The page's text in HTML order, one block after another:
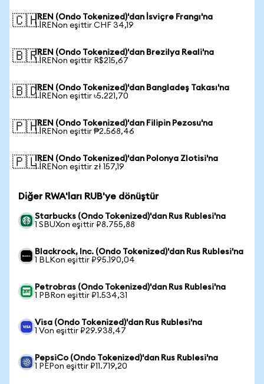
🇨🇭IREN (Ondo Tokenized)'dan İsviçre Frangı'na
1 IRENon eşittir CHF 34,19
🇧🇷IREN (Ondo Tokenized)'dan Brezilya Reali'na
1 IRENon eşittir R$215,67
🇧🇩IREN (Ondo Tokenized)'dan Bangladeş Takası'na
1 IRENon eşittir ৳5.221,70
🇵🇭IREN (Ondo Tokenized)'dan Filipin Pezosu'na
1 IRENon eşittir ₱2.568,46
🇵🇱IREN (Ondo Tokenized)'dan Polonya Zlotisi'na
1 IRENon eşittir zł 157,19
Diğer RWA'ları RUB'ye dönüştür
Starbucks (Ondo Tokenized)'dan Rus Rublesi'na
1 SBUXon eşittir ₽8.755,88
Blackrock, Inc. (Ondo Tokenized)'dan Rus Rublesi'na
1 BLKon eşittir ₽95.190,04
Petrobras (Ondo Tokenized)'dan Rus Rublesi'na
1 PBRon eşittir ₽1.534,31
Visa (Ondo Tokenized)'dan Rus Rublesi'na
1 Von eşittir ₽29.938,47
PepsiCo (Ondo Tokenized)'dan Rus Rublesi'na
1 PEPon eşittir ₽11.719,20